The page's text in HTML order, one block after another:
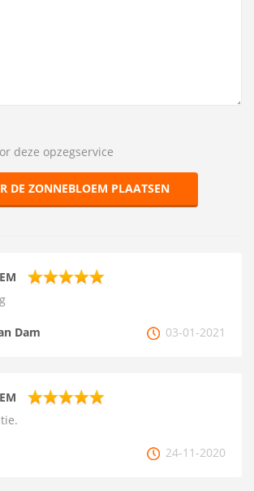
deze opzegservice
DE ZONNEBLOEM PLAATSEN
Dam 03-01-2021
24-11-2020